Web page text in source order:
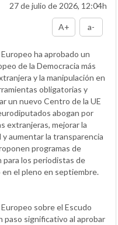
27 de julio de 2026, 12:04h
A+ a-
ha aprobado un
de la Democracia más
y la manipulación en
obligatorias y
un nuevo Centro de la UE
abogan por
extranjeras, mejorar la
aumentar la transparencia
programas de
los periodistas de
el pleno en septiembre.
sobre el Escudo
paso significativo al aprobar